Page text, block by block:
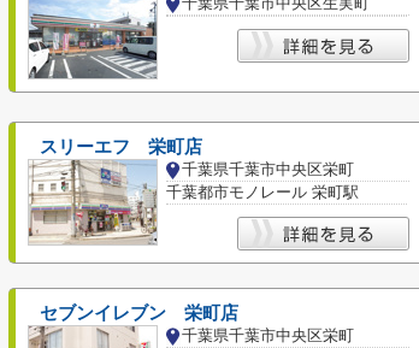
スリーエフ 栄町店
千葉県千葉市中央区栄町
千葉都市モノレール 栄町駅
セブンイレブン 栄町店
千葉県千葉市中央区栄町